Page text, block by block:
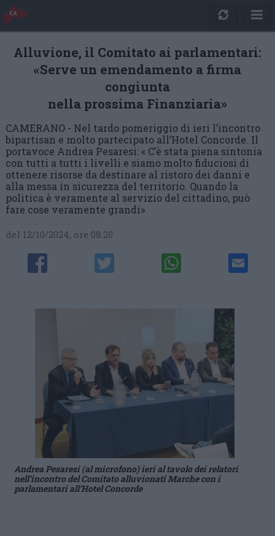
Alluvione, il Comitato ai parlamentari:
«Serve un emendamento a firma
congiunta
nella prossima Finanziaria»
CAMERANO - Nel tardo pomeriggio di ieri l’incontro
bipartisan e molto partecipato all’Hotel Concorde. Il
portavoce Andrea Pesaresi: « C’è stata piena sintonia
con tutti a tutti i livelli e siamo molto fiduciosi di
ottenere risorse da destinare al ristoro dei danni e
alla messa in sicurezza del territorio. Quando la
politica è veramente al servizio del cittadino, può
fare cose veramente grandi»
del 12/10/2024, ore 08:20
Andrea Pesaresi (al microfono) ieri al tavolo dei relatori
nell’incontro del Comitato alluvionati Marche con i
parlamentari all’Hotel Concorde